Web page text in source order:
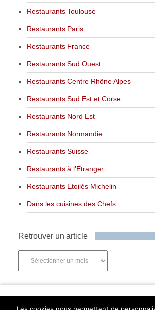
Restaurants Toulouse
Restaurants Paris
Restaurants France
Restaurants Sud Ouest
Restaurants Centre Rhône Alpes
Restaurants Sud Est et Corse
Restaurants Nord Est
Restaurants Normandie
Restaurants Suisse
Restaurants à l’Etranger
Restaurants Etoilés Michelin
Dans les cuisines des Chefs
Retrouver un article